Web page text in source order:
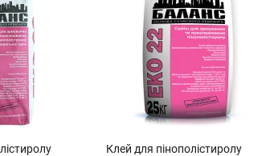
Клей для пінополістиролу